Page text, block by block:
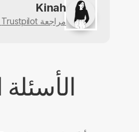
Kinah
مراجعة Trustpilot (مترجمة من الإنجليزية)